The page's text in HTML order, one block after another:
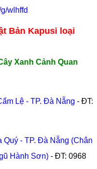
wlhffd
Bản Kapusi loại
Xanh Cảnh Quan
Lệ - TP. Đà Nẵng - ĐT:
Quý - TP. Đà Nẵng (Chân
Hành Sơn) - ĐT: 0968